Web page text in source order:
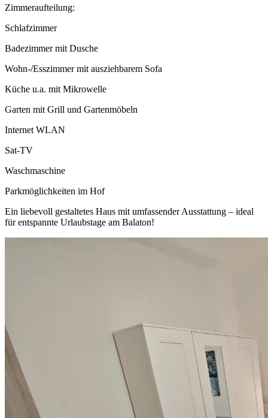
Zimmeraufteilung:
Schlafzimmer
Badezimmer mit Dusche
Wohn-/Esszimmer mit ausziehbarem Sofa
Küche u.a. mit Mikrowelle
Garten mit Grill und Gartenmöbeln
Internet WLAN
Sat-TV
Waschmaschine
Parkmöglichkeiten im Hof
Ein liebevoll gestaltetes Haus mit umfassender Ausstattung – ideal
für entspannte Urlaubstage am Balaton!